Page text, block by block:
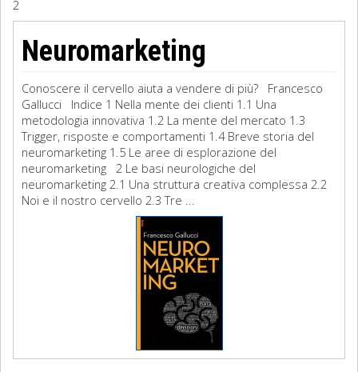
Filosofia
Storia
Matematica
Diritto
2
Neuromarketing
Conoscere il cervello aiuta a vendere di più? Francesco
Gallucci Indice 1 Nella mente dei clienti 1.1 Una
metodologia innovativa 1.2 La mente del mercato 1.3
Trigger, risposte e comportamenti 1.4 Breve storia del
neuromarketing 1.5 Le aree di esplorazione del
neuromarketing 2 Le basi neurologiche del
neuromarketing 2.1 Una struttura creativa complessa 2.2
Noi e il nostro cervello 2.3 Tre ...